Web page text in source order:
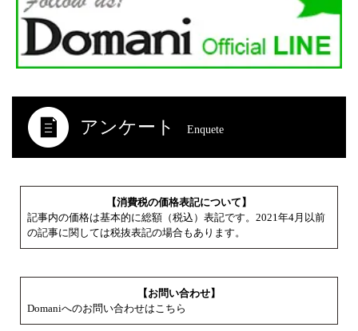
アンケート Enquete
【消費税の価格表記について】
記事内の価格は基本的に総額（税込）表記です。2021年4月以前
の記事に関しては税抜表記の場合もあります。
【お問い合わせ】
Domaniへのお問い合わせはこちら